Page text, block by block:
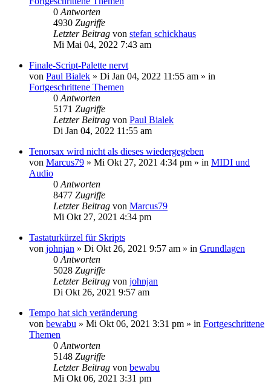
0 Antworten
4930 Zugriffe
Letzter Beitrag von stefan schickhaus
Mi Mai 04, 2022 7:43 am
Finale-Script-Palette nervt
von Paul Bialek » Di Jan 04, 2022 11:55 am » in
Fortgeschrittene Themen
0 Antworten
5171 Zugriffe
Letzter Beitrag von Paul Bialek
Di Jan 04, 2022 11:55 am
Tenorsax wird nicht als dieses wiedergegeben
von Marcus79 » Mi Okt 27, 2021 4:34 pm » in MIDI und
Audio
0 Antworten
8477 Zugriffe
Letzter Beitrag von Marcus79
Mi Okt 27, 2021 4:34 pm
Tastaturkürzel für Skripts
von johnjan » Di Okt 26, 2021 9:57 am » in Grundlagen
0 Antworten
5028 Zugriffe
Letzter Beitrag von johnjan
Di Okt 26, 2021 9:57 am
Tempo hat sich veränderung
von bewabu » Mi Okt 06, 2021 3:31 pm » in Fortgeschrittene
Themen
0 Antworten
5148 Zugriffe
Letzter Beitrag von bewabu
Mi Okt 06, 2021 3:31 pm